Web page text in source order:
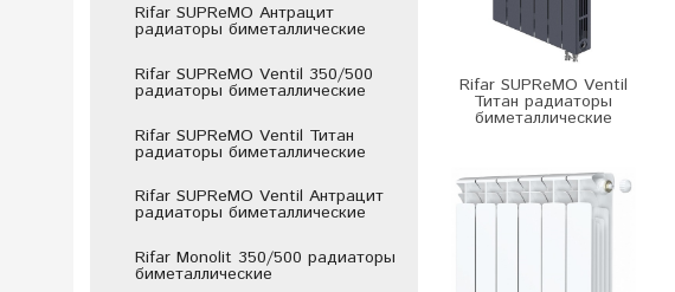
Rifar SUPReMO Ventil
Титан радиаторы
биметаллические
Rifar SUPReMO Антрацит
радиаторы биметаллические
Rifar SUPReMO Ventil 350/500
радиаторы биметаллические
Rifar SUPReMO Ventil Титан
радиаторы биметаллические
Rifar SUPReMO Ventil Антрацит
радиаторы биметаллические
Rifar Monolit 350/500 радиаторы
биметаллические